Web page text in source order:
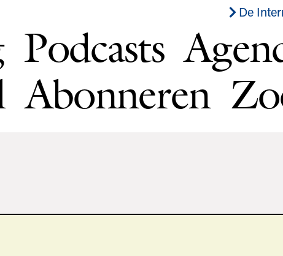
De
Podcasts
Abonneren